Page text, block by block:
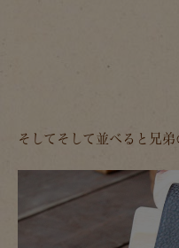
そしてそして並べると兄